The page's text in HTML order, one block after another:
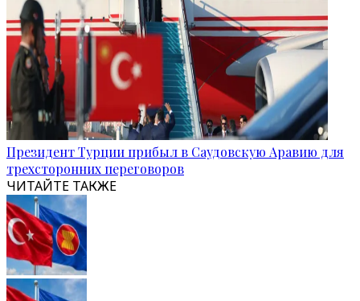
Президент Турции прибыл в Саудовскую Аравию для
трехсторонних переговоров
ЧИТАЙТЕ ТАКЖЕ